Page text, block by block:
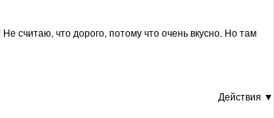
считаю, что дорого, потому что очень вкусно. Но там
Действия ▼